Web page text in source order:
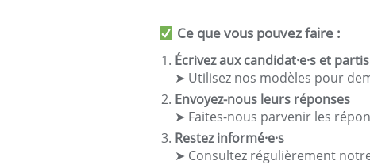
Ce que vous pouvez faire :
Écrivez aux candidat·e·s et partis
➤ Utilisez nos modèles pour
Envoyez-nous leurs réponses
➤ Faites-nous parvenir les
Restez informé·e·s
➤ Consultez régulièrement